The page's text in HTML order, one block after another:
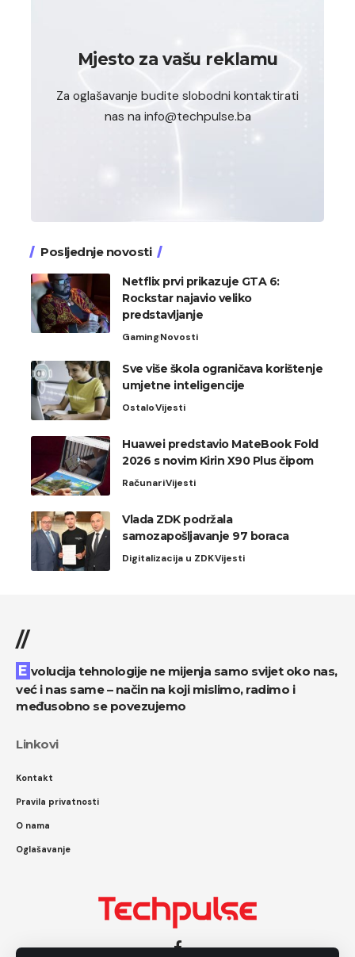
Mjesto za vašu reklamu
Za oglašavanje budite slobodni kontaktirati
nas na info@techpulse.ba
Posljednje novosti
Netflix prvi prikazuje GTA 6:
Rockstar najavio veliko
predstavljanje
GamingNovosti
Sve više škola ograničava korištenje
umjetne inteligencije
OstaloVijesti
Huawei predstavio MateBook Fold
2026 s novim Kirin X90 Plus čipom
RačunariVijesti
Vlada ZDK podržala
samozapošljavanje 97 boraca
Digitalizacija u ZDKVijesti
//
Evolucija tehnologije ne mijenja samo svijet oko nas,
već i nas same – način na koji mislimo, radimo i
međusobno se povezujemo
Linkovi
Kontakt
Pravila privatnosti
O nama
Oglašavanje